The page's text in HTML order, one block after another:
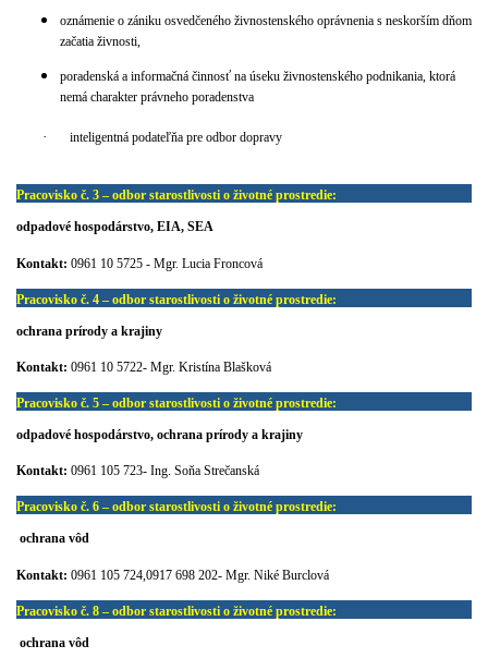
oznámenie o zániku osvedčeného živnostenského oprávnenia s neskorším dňom
začatia živnosti,
poradenská a informačná činnosť na úseku živnostenského podnikania, ktorá
nemá charakter právneho poradenstva
· inteligentná podateľňa pre odbor dopravy
Pracovisko č. 3 – odbor starostlivosti o životné prostredie:
odpadové hospodárstvo, EIA, SEA
Kontakt: 0961 10 5725 - Mgr. Lucia Froncová
Pracovisko č. 4 – odbor starostlivosti o životné prostredie:
ochrana prírody a krajiny
Kontakt: 0961 10 5722- Mgr. Kristína Blašková
Pracovisko č. 5 – odbor starostlivosti o životné prostredie:
odpadové hospodárstvo, ochrana prírody a krajiny
Kontakt: 0961 105 723- Ing. Soňa Strečanská
Pracovisko č. 6 – odbor starostlivosti o životné prostredie:
ochrana vôd
Kontakt: 0961 105 724,0917 698 202- Mgr. Niké Burclová
Pracovisko č. 8 – odbor starostlivosti o životné prostredie:
ochrana vôd